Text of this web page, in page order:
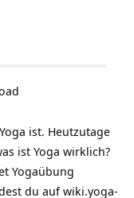
ist. Heutzutage
ist Yoga wirklich?
Yogaübung
du aufwiki.yoga-